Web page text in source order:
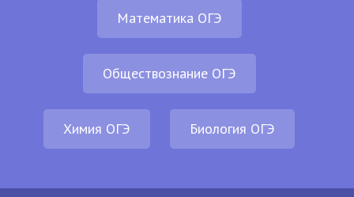
Математика ОГЭ
Обществознание ОГЭ
Химия ОГЭ Биология ОГЭ